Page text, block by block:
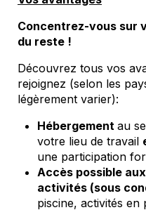
Concentrez-vous sur
du reste !
Découvrez tous vos
rejoignez (selon les
légèrement varier):
Hébergement au
votre lieu de travail
une participation
Accès possible aux
activités (sous
piscine, activités